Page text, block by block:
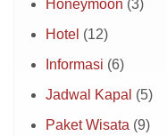
Honeymoon (3)
Hotel (12)
Informasi (6)
Jadwal Kapal (5)
Paket Wisata (9)